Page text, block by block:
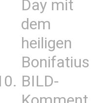
Day mit
dem
heiligen
Bonifatius
BILD-